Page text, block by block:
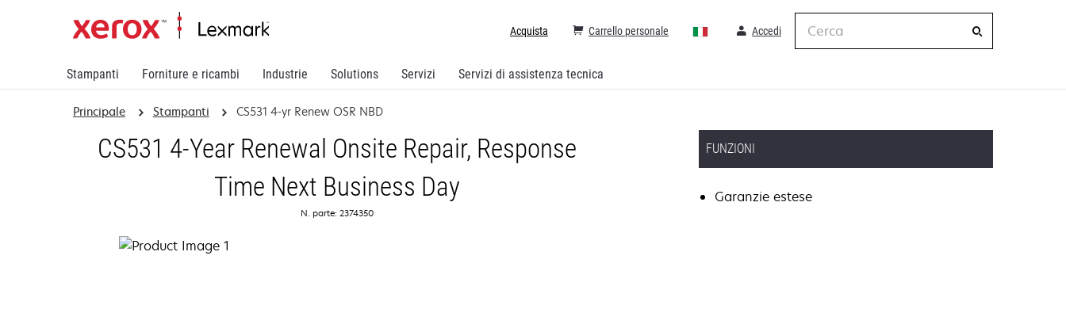
Stampanti Forniture e ricambi Industrie Solutions Servizi Servizi di assistenza tecnica
Accedi
Carrello personale
Acquista
Principale Stampanti CS531 4-yr Renew OSR NBD
CS531 4-Year Renewal Onsite Repair, Response
Time Next Business Day
N. parte: 2374350
FUNZIONI
Garanzie estese